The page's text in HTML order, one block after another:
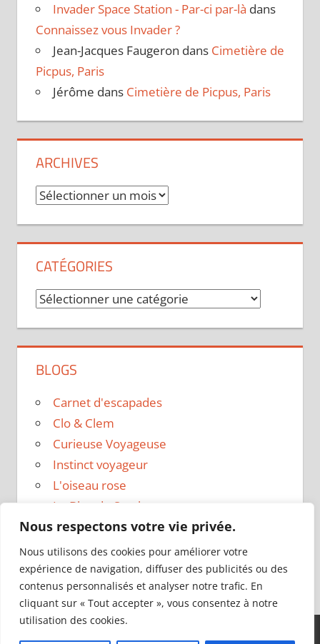
Nous respectons votre vie privée.
Nous utilisons des cookies pour améliorer votre
expérience de navigation, diffuser des publicités ou des
contenus personnalisés et analyser notre trafic. En
cliquant sur « Tout accepter », vous consentez à notre
utilisation des cookies.
Invader Space Station - Par-ci par-là dans
Connaissez vous Invader ?
Jean-Jacques Faugeron dans Cimetière de
Picpus, Paris
Jérôme dans Cimetière de Picpus, Paris
ARCHIVES
Archives
CATÉGORIES
Catégories
BLOGS
Carnet d'escapades
Clo & Clem
Curieuse Voyageuse
Instinct voyageur
L'oiseau rose
Le Blog de Sarah
Le sac a dos
Madame Oreille
Voyages et Vagabondages